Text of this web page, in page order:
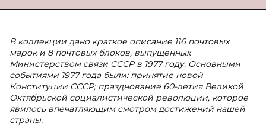
В коллекции дано краткое описание 116 почтовых
марок и 8 почтовых блоков, выпущенных
Министерством связи СССР в 1977 году. Основными
событиями 1977 года были: принятие новой
Конституции СССР; празднование 60-летия Великой
Октябрьской социалистической революции, которое
явилось впечатляющим смотром достижений нашей
страны.